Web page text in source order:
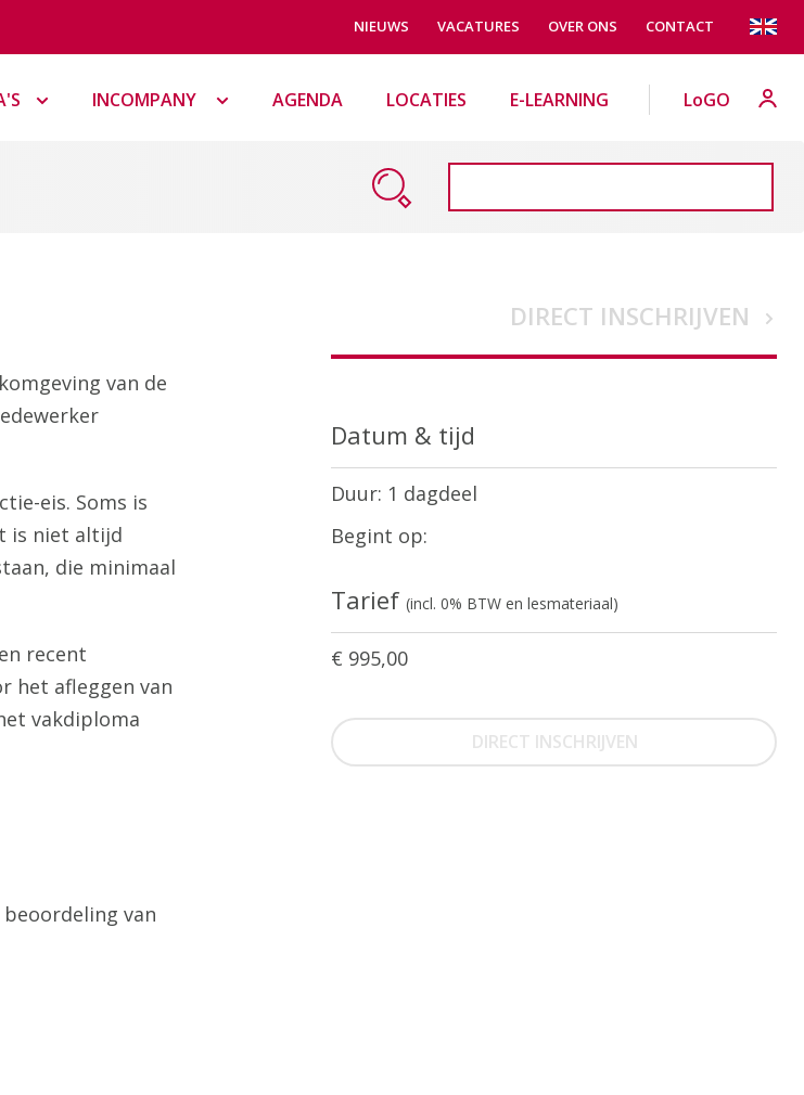
NIEUWS VACATURES OVER ONS CONTACT
INCOMPANY AGENDA LOCATIES E-LEARNING LoGO
van de
eis. Soms is
is niet altijd
die minimaal
recent
het afleggen van
vakdiploma
van
DIRECT INSCHRIJVEN
Datum & tijd
Duur: 1 dagdeel
Begint op:
Tarief (incl. 0% BTW en lesmateriaal)
€ 995,00
DIRECT INSCHRIJVEN